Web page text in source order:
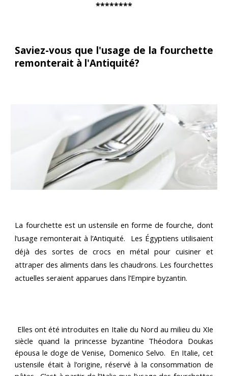
********
Saviez-vous que l'usage de la fourchette
remonterait à l'Antiquité?
La fourchette est un ustensile en forme de fourche, dont
l’usage remonterait à l’Antiquité. Les Égyptiens utilisaient
déjà des sortes de crocs en métal pour cuisiner et
attraper des aliments dans les chaudrons. Les fourchettes
actuelles seraient apparues dans l’Empire byzantin.
Elles ont été introduites en Italie du Nord au milieu du XIe
siècle quand la princesse byzantine Théodora Doukas
épousa le doge de Venise, Domenico Selvo. En Italie, cet
ustensile était à l’origine, réservé à la consommation de